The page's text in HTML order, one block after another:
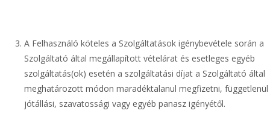
A Felhasználó köteles a Szolgáltatások igénybevétele során a
Szolgáltató által megállapított vételárat és esetleges egyéb
szolgáltatás(ok) esetén a szolgáltatási díjat a Szolgáltató által
meghatározott módon maradéktalanul megfizetni, függetlenül
jótállási, szavatossági vagy egyéb panasz igényétől.